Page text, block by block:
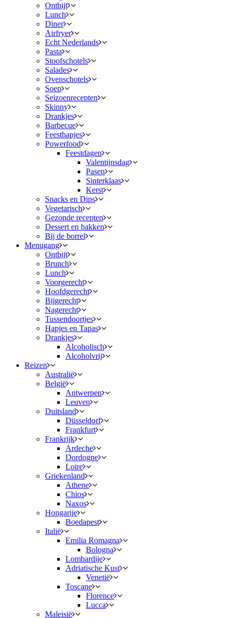
Ontbijt
Lunch
Diner
Airfryer
Echt Nederlands
Pasta
Stoofschotels
Salades
Ovenschotels
Soep
Seizoenrecepten
Skinny
Drankjes
Barbecue
Feesthapjes
Powerfood
Feestdagen
Valentijnsdag
Pasen
Sinterklaas
Kerst
Snacks en Dips
Vegetarisch
Gezonde recepten
Dessert en bakken
Bij de borrel
Menugang
Ontbijt
Brunch
Lunch
Voorgerecht
Hoofdgerecht
Bijgerecht
Nagerecht
Tussendoortjes
Hapjes en Tapas
Drankjes
Alcoholisch
Alcoholvrij
Reizen
Australië
België
Antwerpen
Leuven
Duitsland
Düsseldorf
Frankfurt
Frankrijk
Ardeche
Dordogne
Loire
Griekenland
Athene
Chios
Naxos
Hongarije
Boedapest
Italië
Emilia Romagna
Bologna
Lombardije
Adriatische Kust
Venetië
Toscane
Florence
Lucca
Maleisië